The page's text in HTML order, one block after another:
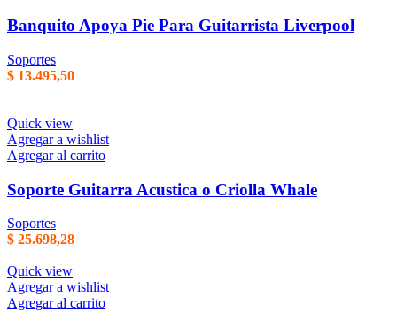
Banquito Apoya Pie Para Guitarrista Liverpool
Soportes
$ 13.495,50
Quick view
Agregar a wishlist
Agregar al carrito
Soporte Guitarra Acustica o Criolla Whale
Soportes
$ 25.698,28
Quick view
Agregar a wishlist
Agregar al carrito